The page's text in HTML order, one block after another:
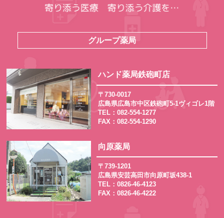
グループ薬局
ハンド薬局鉄砲町店
〒730-0017
広島県広島市中区鉄砲町5-1ヴィゴレ1階
TEL：082-554-1277
FAX：082-554-1290
向原薬局
〒739-1201
広島県安芸高田市向原町坂438-1
TEL：0826-46-4123
FAX：0826-46-4222